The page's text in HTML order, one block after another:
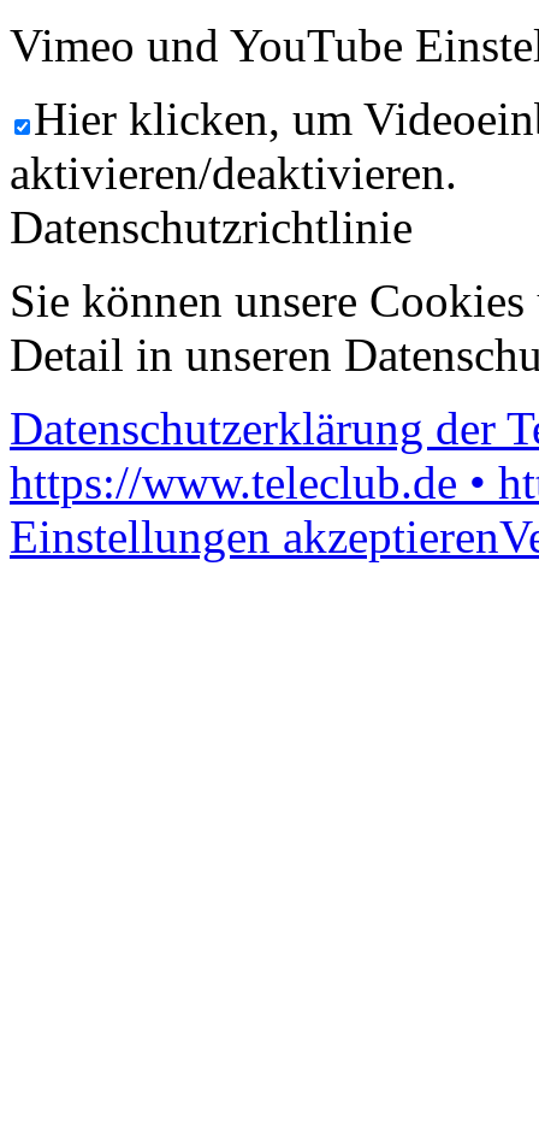
Vimeo und YouTube
Hier klicken, um
aktivieren/deaktivieren.
Datenschutzrichtlinie
Sie können unsere
Detail in unseren
Datenschutzerklärung der
https://www.teleclub.de •
Einstellungen akzeptieren